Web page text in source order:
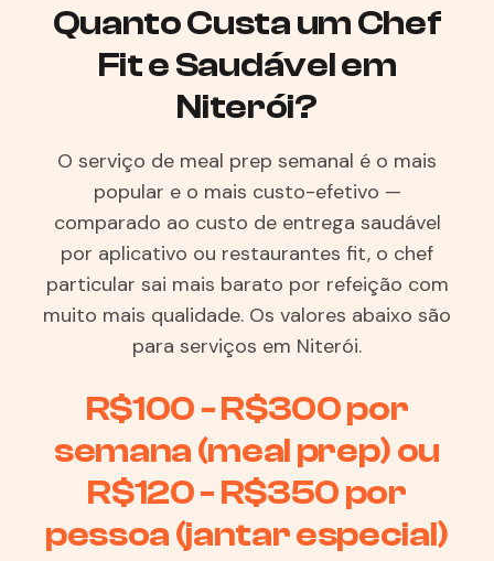
Quanto Custa um Chef
Fit e Saudável em
Niterói?
O serviço de meal prep semanal é o mais
popular e o mais custo-efetivo —
comparado ao custo de entrega saudável
por aplicativo ou restaurantes fit, o chef
particular sai mais barato por refeição com
muito mais qualidade. Os valores abaixo são
para serviços em Niterói.
R$100 - R$300 por
semana (meal prep) ou
R$120 - R$350 por
pessoa (jantar especial)